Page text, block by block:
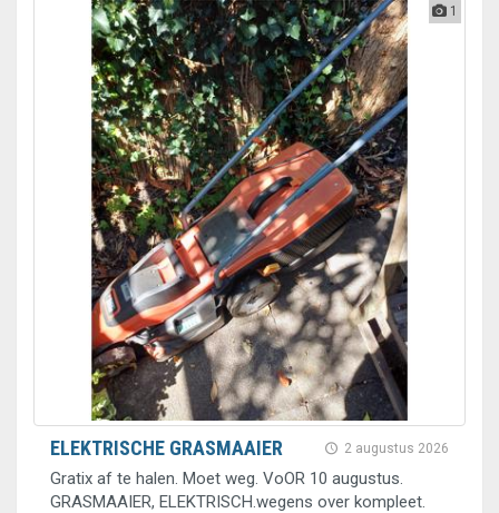
1
2 augustus 2026
ELEKTRISCHE GRASMAAIER
Gratix af te halen. Moet weg. VoOR 10 augustus.
GRASMAAIER, ELEKTRISCH.wegens over kompleet.